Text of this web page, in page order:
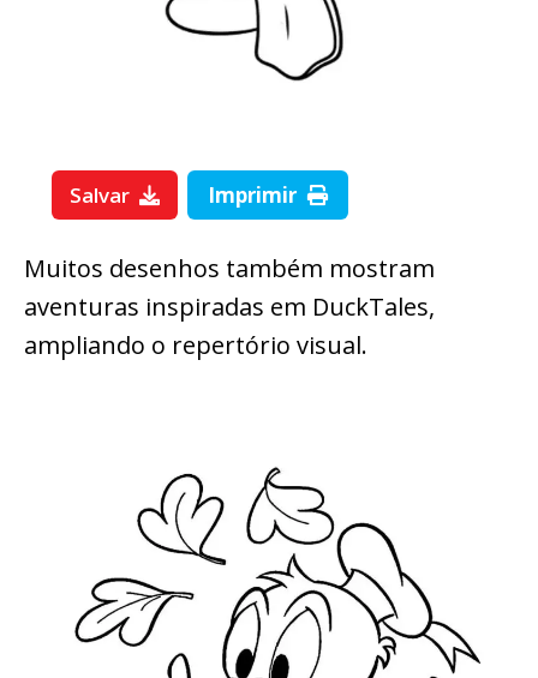
Salvar Imprimir
Muitos desenhos também mostram
aventuras inspiradas em DuckTales,
ampliando o repertório visual.